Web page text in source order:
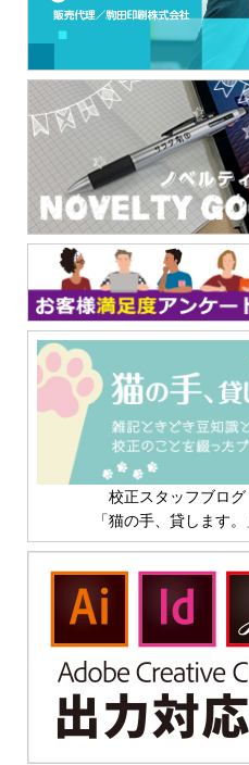
校正スタッフブログ
「猫の手、貸します。